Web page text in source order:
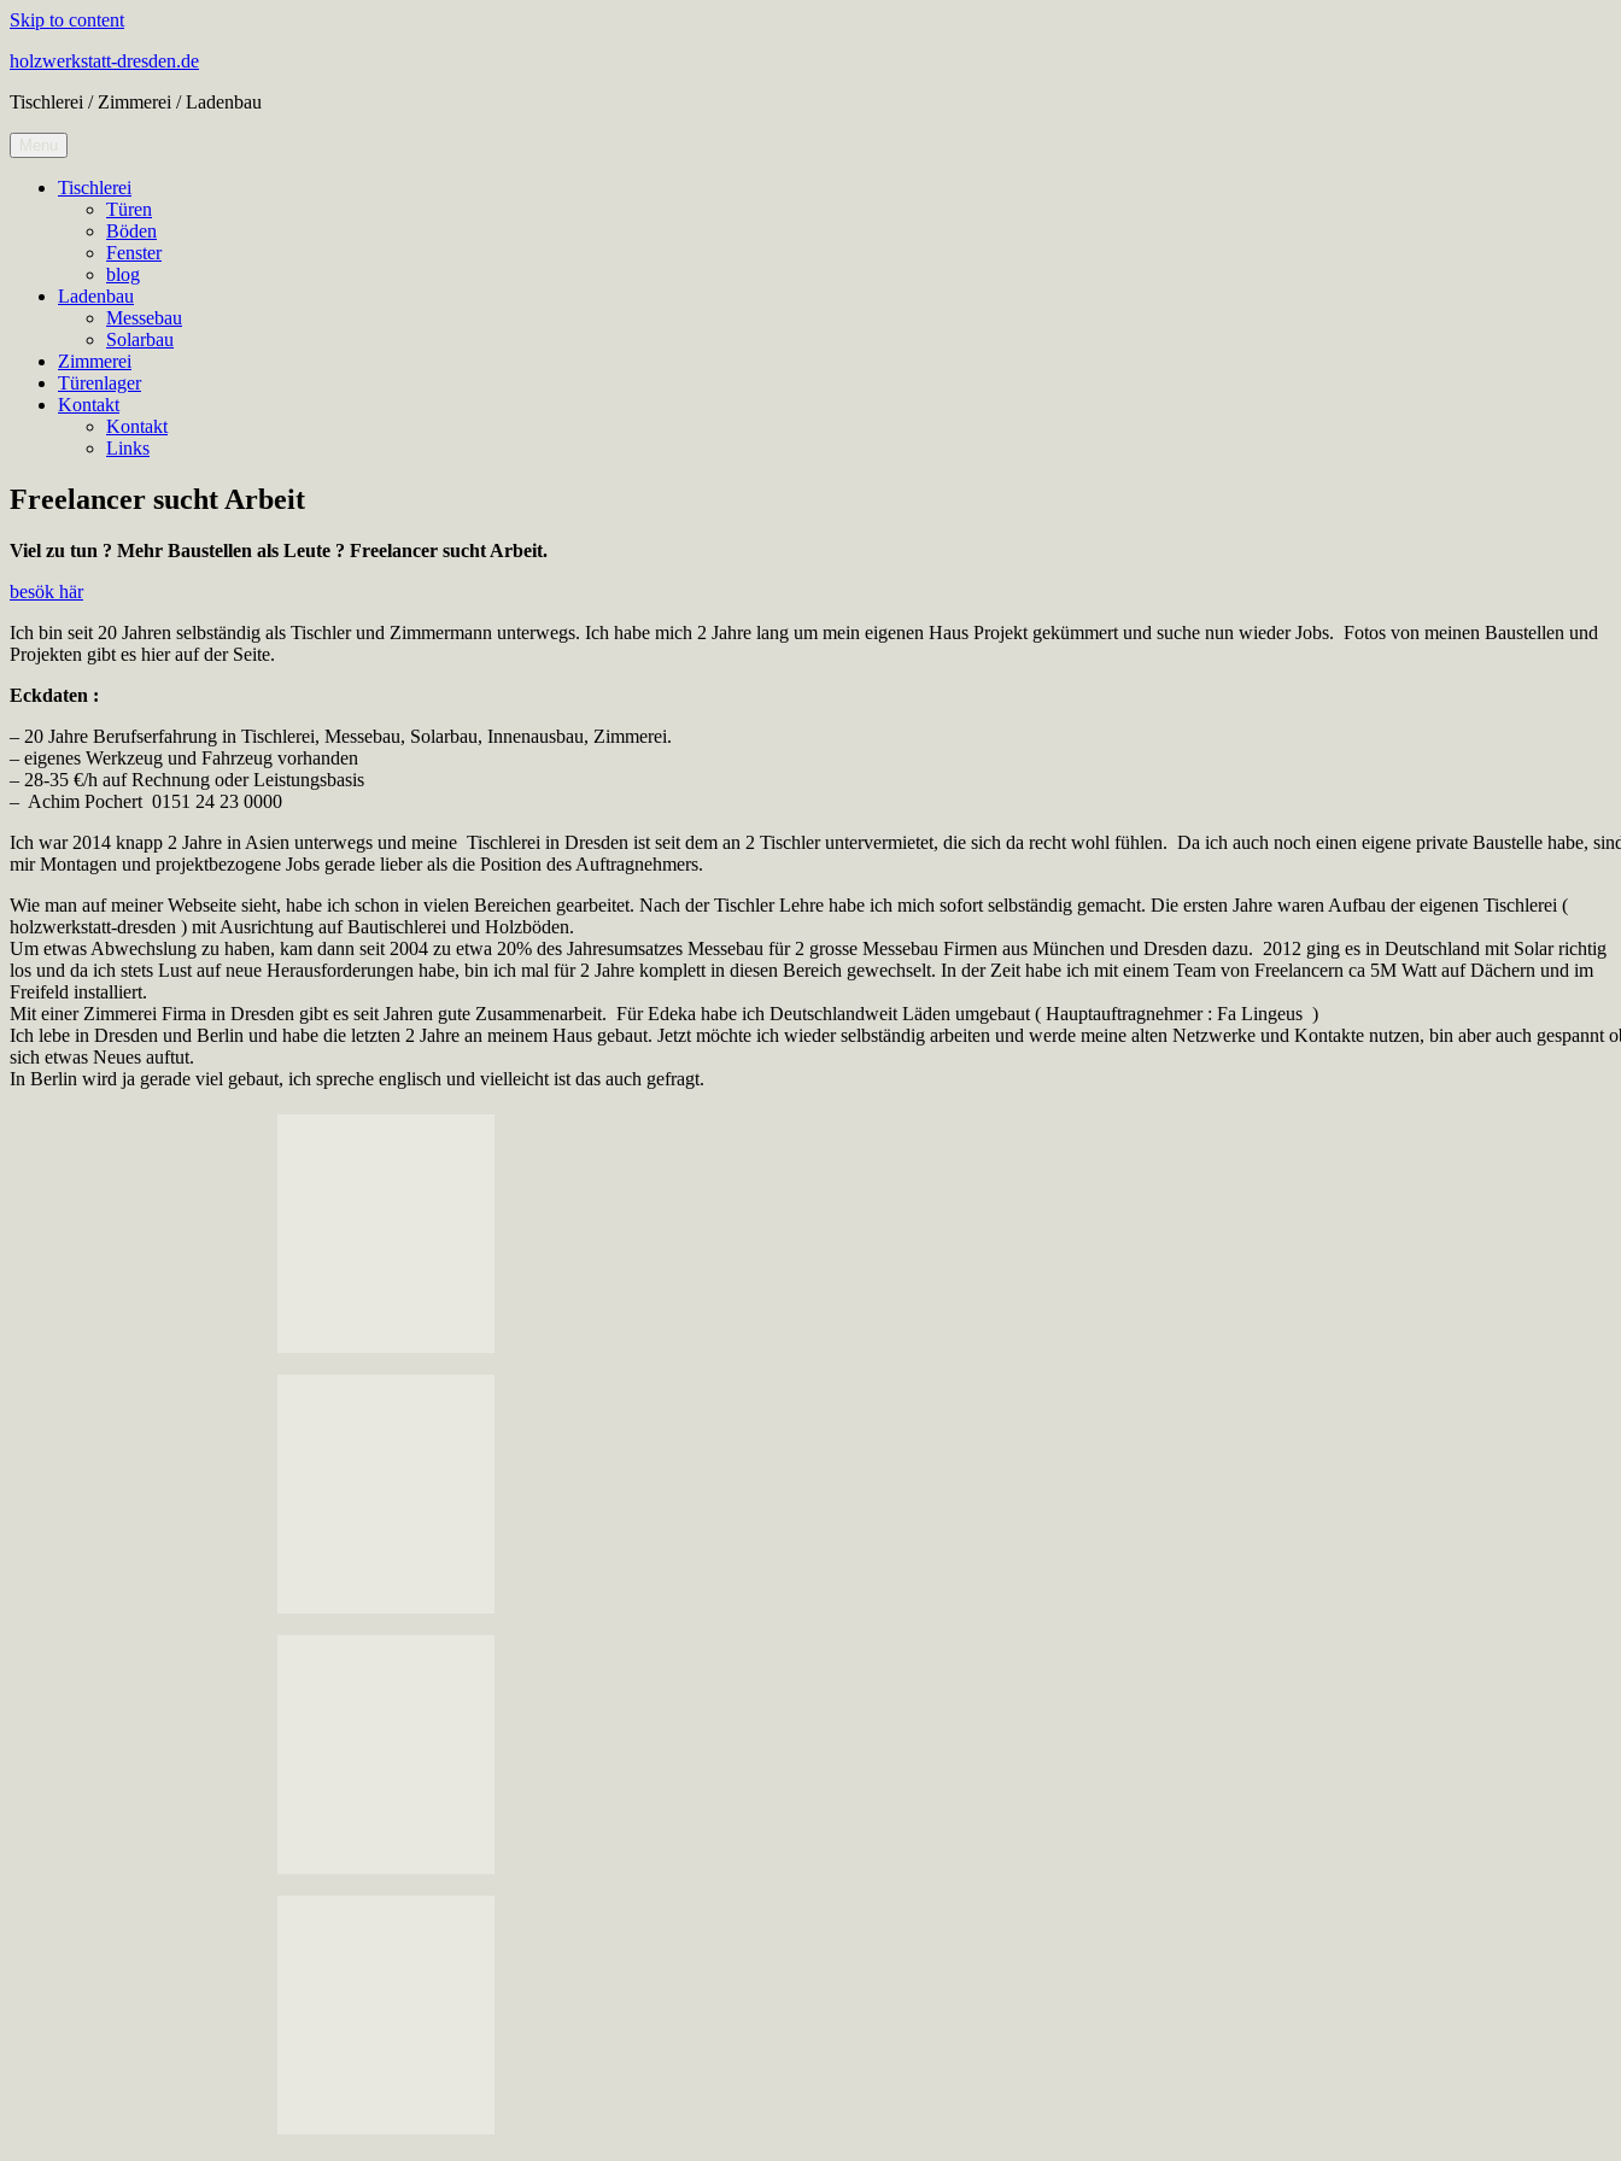
Skip to content
holzwerkstatt-dresden.de
Tischlerei / Zimmerei / Ladenbau
Menu
Tischlerei
Türen
Böden
Fenster
blog
Ladenbau
Messebau
Solarbau
Zimmerei
Türenlager
Kontakt
Kontakt
Links
Freelancer sucht Arbeit
Viel zu tun ? Mehr Baustellen als Leute ? Freelancer sucht Arbeit.
besök här
Ich bin seit 20 Jahren selbständig als Tischler und Zimmermann unterwegs. Ich habe mich 2 Jahre lang um mein eigenen Haus Projekt gekümmert und suche nun wieder Jobs. Fotos von meinen Baustellen und
Projekten gibt es hier auf der Seite.
Eckdaten :
– 20 Jahre Berufserfahrung in Tischlerei, Messebau, Solarbau, Innenausbau, Zimmerei.
– eigenes Werkzeug und Fahrzeug vorhanden
– 28-35 €/h auf Rechnung oder Leistungsbasis
– Achim Pochert 0151 24 23 0000
Ich war 2014 knapp 2 Jahre in Asien unterwegs und meine Tischlerei in Dresden ist seit dem an 2 Tischler untervermietet, die sich da recht wohl fühlen. Da ich auch noch einen eigene private Baustelle habe,
mir Montagen und projektbezogene Jobs gerade lieber als die Position des Auftragnehmers.
Wie man auf meiner Webseite sieht, habe ich schon in vielen Bereichen gearbeitet. Nach der Tischler Lehre habe ich mich sofort selbständig gemacht. Die ersten Jahre waren Aufbau der eigenen Tischlerei (
holzwerkstatt-dresden ) mit Ausrichtung auf Bautischlerei und Holzböden.
Um etwas Abwechslung zu haben, kam dann seit 2004 zu etwa 20% des Jahresumsatzes Messebau für 2 grosse Messebau Firmen aus München und Dresden dazu. 2012 ging es in Deutschland mit Solar richtig
los und da ich stets Lust auf neue Herausforderungen habe, bin ich mal für 2 Jahre komplett in diesen Bereich gewechselt. In der Zeit habe ich mit einem Team von Freelancern ca 5M Watt auf Dächern und im
Freifeld installiert.
Mit einer Zimmerei Firma in Dresden gibt es seit Jahren gute Zusammenarbeit. Für Edeka habe ich Deutschlandweit Läden umgebaut ( Hauptauftragnehmer : Fa Lingeus )
Ich lebe in Dresden und Berlin und habe die letzten 2 Jahre an meinem Haus gebaut. Jetzt möchte ich wieder selbständig arbeiten und werde meine alten Netzwerke und Kontakte nutzen, bin aber auch gespannt
sich etwas Neues auftut.
In Berlin wird ja gerade viel gebaut, ich spreche englisch und vielleicht ist das auch gefragt.